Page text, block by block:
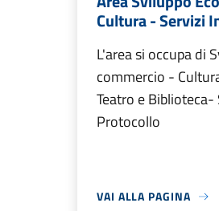
Cultura - Servizi
L'area si occupa di
commercio -
Teatro e
Protocollo
VAI ALLA PAGINA